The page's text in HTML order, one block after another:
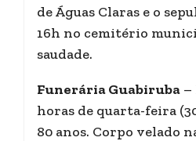
de Águas Claras e o
16h no cemitério
saudade.
Funerária Guabiruba –
horas de quarta-feira
80 anos. Corpo velado